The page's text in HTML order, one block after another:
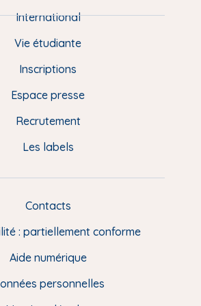
International
Vie étudiante
Inscriptions
Espace presse
Recrutement
Les labels
L
e
n
u
Contacts
: partiellement conforme
Aide numérique
personnelles